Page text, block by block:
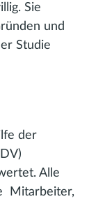
Sie
und
Studie
der
Alle
Mitarbeiter,